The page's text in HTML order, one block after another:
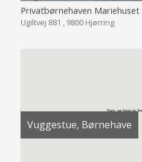
Privatbørnehaven Mariehuset
Ugiltvej 881 , 9800 Hjørring
Vuggestue, Børnehave